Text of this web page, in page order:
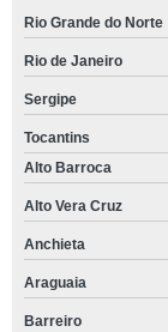
Rio Grande do Norte
Rio de Janeiro
Sergipe
Tocantins
Alto Barroca
Alto Vera Cruz
Anchieta
Araguaia
Barreiro